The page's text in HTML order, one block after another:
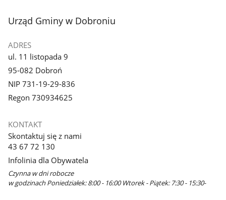
stopka
Urząd Gminy w Dobroniu
ADRES
ul. 11 listopada 9
95-082 Dobroń
NIP 731-19-29-836
Regon 730934625
KONTAKT
Skontaktuj się z nami
43 67 72 130
Infolinia dla Obywatela
Czynna w dni robocze
w godzinach Poniedziałek: 8:00 - 16:00 Wtorek - Piątek: 7:30 - 15:30-